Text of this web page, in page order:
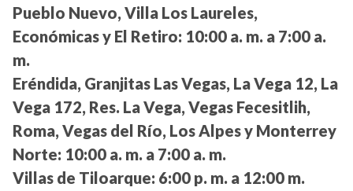
Pueblo Nuevo, Villa Los Laureles,
Económicas y El Retiro: 10:00 a. m. a 7:00 a.
m.
Eréndida, Granjitas Las Vegas, La Vega 12, La
Vega 172, Res. La Vega, Vegas Fecesitlih,
Roma, Vegas del Río, Los Alpes y Monterrey
Norte: 10:00 a. m. a 7:00 a. m.
Villas de Tiloarque: 6:00 p. m. a 12:00 m.